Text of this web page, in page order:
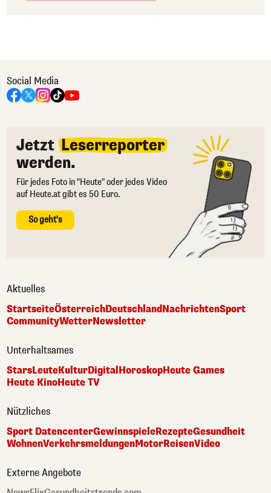
Social Media
Jetzt Leserreporter
werden.
Für jedes Foto in "Heute" oder jedes Video
auf Heute.at gibt es 50 Euro.
So geht's
Aktuelles
StartseiteÖsterreichDeutschlandNachrichtenSport
CommunityWetterNewsletter
Unterhaltsames
StarsLeuteKulturDigital HoroskopHeute Games
Heute KinoHeute TV
Nützliches
Sport DatencenterGewinnspieleRezepteGesundheit
WohnenVerkehrsmeldungenMotorReisenVideo
Externe Angebote